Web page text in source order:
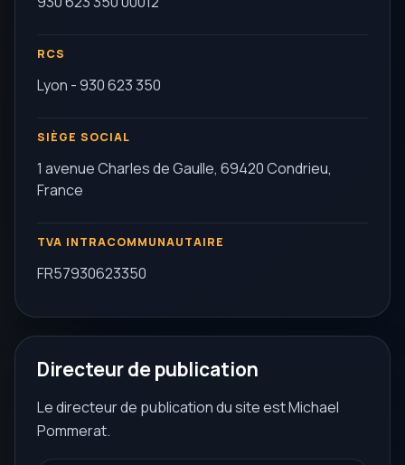
RCS
Lyon - 930 623 350
SIÈGE SOCIAL
1 avenue Charles de Gaulle, 69420 Condrieu,
France
TVA INTRACOMMUNAUTAIRE
FR57930623350
Directeur de publication
Le directeur de publication du site est Michael
Pommerat.